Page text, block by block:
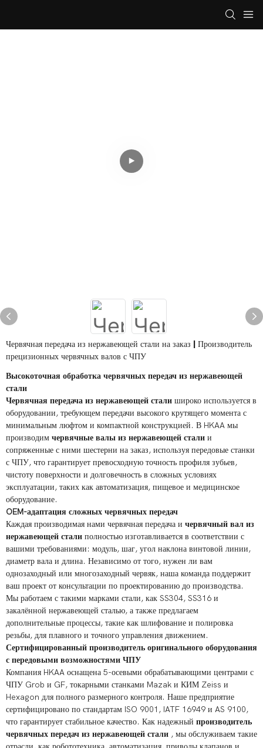
Червячная передача из нержавеющей стали на заказ | Производитель
прецизионных червячных валов с ЧПУ
Высокоточная обработка червячных передач из нержавеющей
стали
Червячная передача из нержавеющей стали широко используется в
оборудовании, требующем передачи высокого крутящего момента с
минимальным люфтом и компактной конструкцией. В HKAA мы
производим червячные валы из нержавеющей стали и
сопряженные с ними шестерни на заказ, используя передовые станки
с ЧПУ, что гарантирует превосходную точность профиля зубьев,
чистоту поверхности и долговечность в сложных условиях
эксплуатации, таких как автоматизация, пищевое и медицинское
оборудование.
OEM-адаптация сложных червячных передач
Каждая производимая нами червячная передача и червячный вал из
нержавеющей стали полностью изготавливается в соответствии с
вашими требованиями: модуль, шаг, угол наклона винтовой линии,
диаметр вала и длина. Независимо от того, нужен ли вам
однозаходный или многозаходный червяк, наша команда поддержит
ваш проект от консультации по проектированию до производства.
Мы работаем с такими марками стали, как SS304, SS316 и
закалённой нержавеющей сталью, а также предлагаем
дополнительные процессы, такие как шлифование и полировка
резьбы, для плавного и точного управления движением.
Сертифицированный производитель оригинального оборудования
с передовыми возможностями ЧПУ
Компания HKAA оснащена 5-осевыми обрабатывающими центрами с
ЧПУ Grob и GF, токарными станками Mazak и КИМ Zeiss и
Hexagon для полного размерного контроля. Наше предприятие
сертифицировано по стандартам ISO 9001, IATF 16949 и AS 9100,
что гарантирует стабильное качество. Как надежный производитель
червячных передач из нержавеющей стали , мы обслуживаем такие